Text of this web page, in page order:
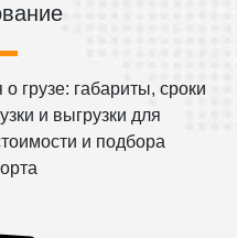
грузе: габариты, сроки
и выгрузки для
и подбора